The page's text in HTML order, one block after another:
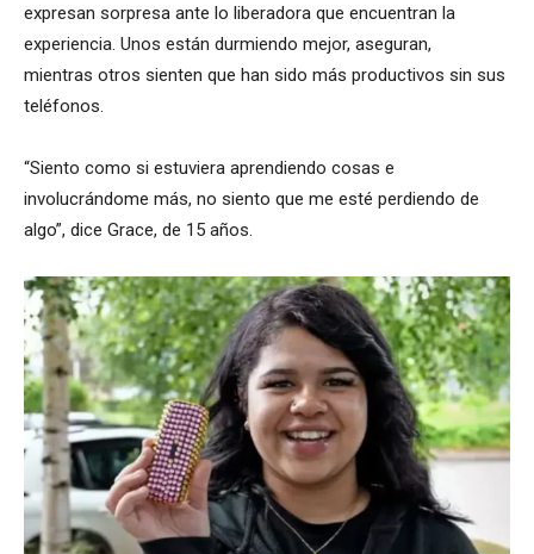
expresan sorpresa ante lo liberadora que encuentran la
experiencia. Unos están durmiendo mejor, aseguran,
mientras otros sienten que han sido más productivos sin sus
teléfonos.
“Siento como si estuviera aprendiendo cosas e
involucrándome más, no siento que me esté perdiendo de
algo”, dice Grace, de 15 años.